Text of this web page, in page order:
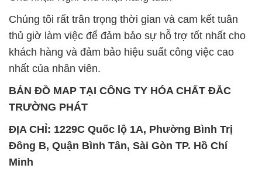
Chúng tôi rất trân trọng thời gian và cam kết tuân
thủ giờ làm việc để đảm bảo sự hỗ trợ tốt nhất cho
khách hàng và đảm bảo hiệu suất công việc cao
nhất của nhân viên.
BẢN ĐỒ MAP TẠI CÔNG TY HÓA CHẤT ĐẮC
TRƯỜNG PHÁT
ĐỊA CHỈ: 1229C Quốc lộ 1A, Phường Bình Trị
Đông B, Quận Bình Tân, Sài Gòn TP. Hồ Chí
Minh